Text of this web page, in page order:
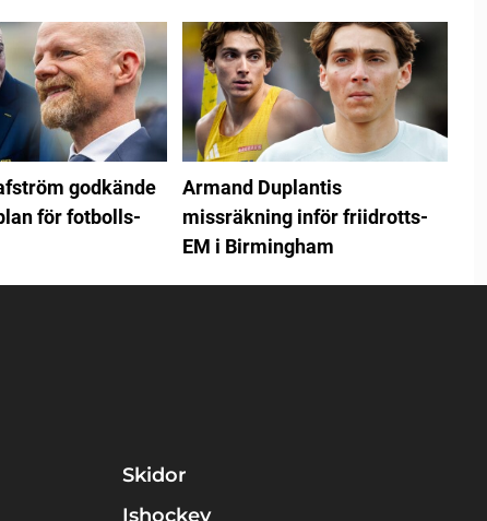
godkände
för fotbolls-
Armand Duplantis
missräkning inför friidrotts-
EM i Birmingham
Skidor
Ishockey